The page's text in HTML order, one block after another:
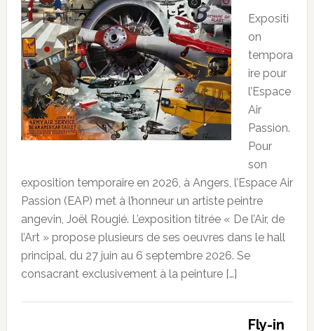
Expositi
on
tempora
ire pour
l’Espace
Air
Passion.
Pour
son
exposition temporaire en 2026, à Angers, l’Espace Air
Passion (EAP) met à l’honneur un artiste peintre
angevin, Joël Rougié. L’exposition titrée « De l’Air, de
l’Art » propose plusieurs de ses oeuvres dans le hall
principal, du 27 juin au 6 septembre 2026. Se
consacrant exclusivement à la peinture […]
Fly-in